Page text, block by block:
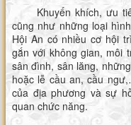
Khuyến khích, ưu
cũng như những loại
Hội An có nhiều cơ hội
gắn với không gian, môi
sân đình, sân lăng,
hoặc lễ cầu an, cầu
của địa phương và sự
quan chức năng.